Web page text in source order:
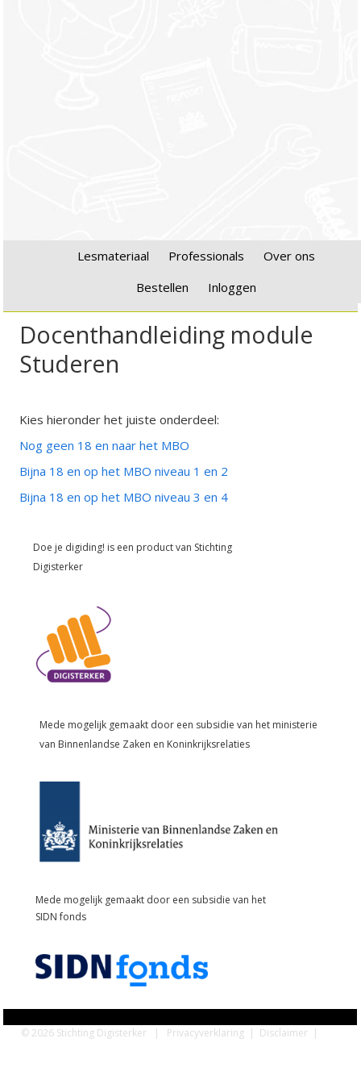
Lesmateriaal Professionals
Over ons
Bestellen
Inloggen
Docenthandleiding module
Studeren
Kies hieronder het juiste onderdeel:
Nog geen 18 en naar het MBO
Bijna 18 en op het MBO niveau 1 en 2
Bijna 18 en op het MBO niveau 3 en 4
Doe je digiding! is een product van Stichting
Digisterker
Mede mogelijk gemaakt door een subsidie van het ministerie
van Binnenlandse Zaken en Koninkrijksrelaties
Mede mogelijk gemaakt door een subsidie van het
SIDN fonds
© 2026 Stichting Digisterker | Privacyverklaring | Disclaimer |